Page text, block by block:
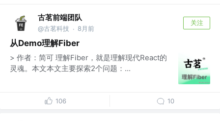
古茗前端团队
@古茗科技 · 8月前
关注
从Demo理解Fiber
> 作者：简可 理解Fiber，就是理解现代React的
灵魂。本文本文主要探索2个问题：...
106 10